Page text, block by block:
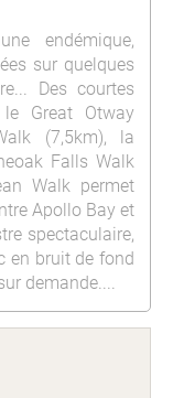
endémique,
sur quelques
Des courtes
Great Otway
(7,5km), la
Falls Walk
Walk permet
Apollo Bay et
spectaculaire,
en bruit de fond
demande....